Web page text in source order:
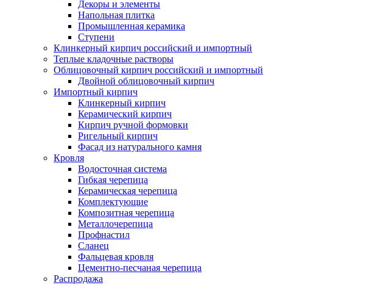
Декоры и элементы
Напольная плитка
Промышленная керамика
Ступени
Клинкерный кирпич российский и импортный
Теплые кладочные растворы
Облицовочный кирпич российский и импортный
Двойной облицовочный кирпич
Импортный кирпич
Клинкерный кирпич
Керамический кирпич
Кирпич ручной формовки
Ригельный кирпич
Фасад из натурального камня
Кровля
Водосточная система
Гибкая черепица
Керамическая черепица
Комплектующие
Композитная черепица
Металлочерепица
Профнастил
Сланец
Фальцевая кровля
Цементно-песчаная черепица
Распродажа